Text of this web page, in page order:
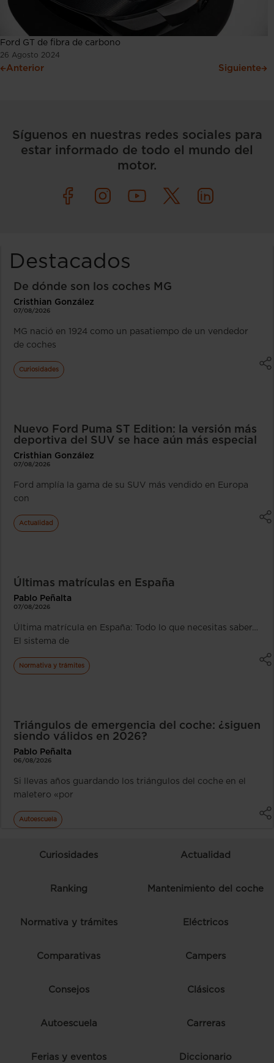
Ford GT de fibra de carbono
26 Agosto 2024
Anterior Siguiente
Síguenos en nuestras redes sociales para
estar informado de todo el mundo del
motor.
Destacados
De dónde son los coches MG
Cristhian González
07/08/2026
MG nació en 1924 como un pasatiempo de un vendedor
de coches
Curiosidades
Nuevo Ford Puma ST Edition: la versión más
deportiva del SUV se hace aún más especial
Cristhian González
07/08/2026
Ford amplía la gama de su SUV más vendido en Europa
con
Actualidad
Últimas matrículas en España
Pablo Peñalta
07/08/2026
Última matrícula en España: Todo lo que necesitas saber…
El sistema de
Normativa y trámites
Triángulos de emergencia del coche: ¿siguen
siendo válidos en 2026?
Pablo Peñalta
06/08/2026
Si llevas años guardando los triángulos del coche en el
maletero «por
Autoescuela
Curiosidades Actualidad
Ranking Mantenimiento del coche
Normativa y trámites Eléctricos
Comparativas Campers
Consejos Clásicos
Autoescuela Carreras
Ferias y eventos Diccionario